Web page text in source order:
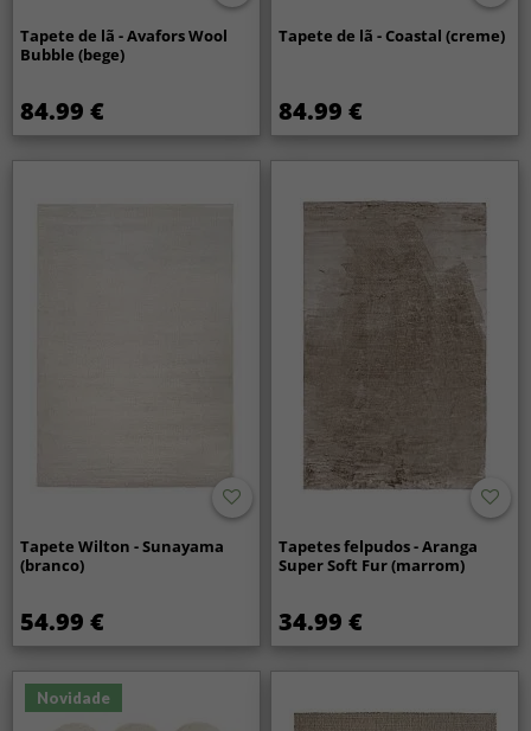
Tapete de lã - Avafors Wool
Bubble (bege)
84.99 €
Tapete de lã - Coastal (creme)
84.99 €
Tapete Wilton - Sunayama
(branco)
54.99 €
Tapetes felpudos - Aranga
Super Soft Fur (marrom)
34.99 €
Novidade